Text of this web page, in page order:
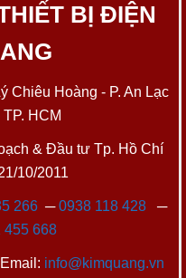
BỊ ĐIỆN
Chiêu Hoàng - P. An Lạc
HCM
& Đầu tư Tp. Hồ Chí
10/2011
266─0938 118 428─
455 668
info@kimquang.vn